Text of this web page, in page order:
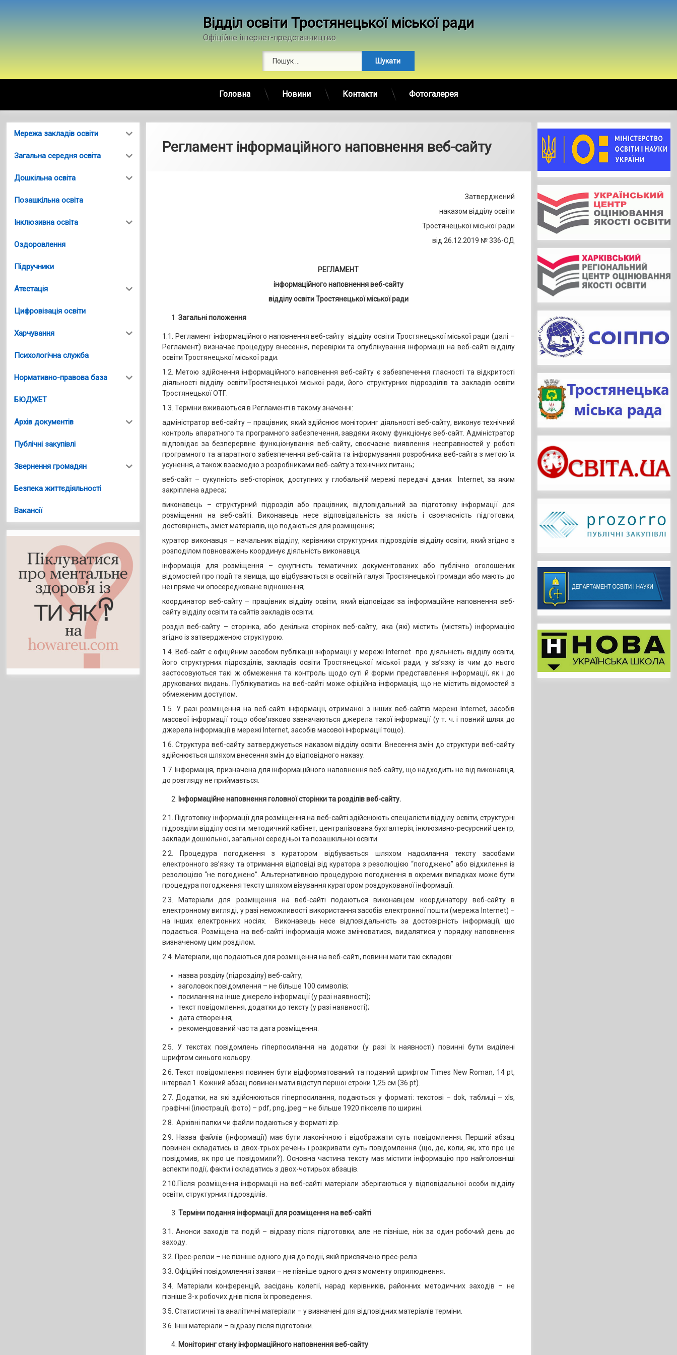
Відділ освіти Тростянецької міської ради
Офіційне інтернет-представництво
Пошук:
Головна Новини Контакти Фотогалерея
Регламент інформаційного наповнення веб-сайту
Затверджений
наказом відділу освіти
Тростянецької міської ради
від 26.12.2019 № 336-ОД
РЕГЛАМЕНТ
інформаційного наповнення веб-сайту
відділу освіти Тростянецької міської ради
Загальні положення
1.1. Регламент інформаційного наповнення веб-сайту відділу освіти Тростянецької міської ради (далі –
Регламент) визначає процедуру внесення, перевірки та опублікування інформації на веб-сайті відділу
освіти Тростянецької міської ради.
1.2. Метою здійснення інформаційного наповнення веб-сайту є забезпечення гласності та відкритості
діяльності відділу освітиТростянецької міської ради, його структурних підрозділів та закладів освіти
Тростянецької ОТГ.
1.3. Терміни вживаються в Регламенті в такому значенні:
адміністратор веб-сайту – працівник, який здійснює моніторинг діяльності веб-сайту, виконує технічний
контроль апаратного та програмного забезпечення, завдяки якому функціонує веб-сайт. Адміністратор
відповідає за безперервне функціонування веб-сайту, своєчасне виявлення несправностей у роботі
програмного та апаратного забезпечення веб-сайта та інформування розробника веб-сайта з метою їх
усунення, а також взаємодію з розробниками веб-сайту з технічних питань;
веб-сайт – сукупність веб-сторінок, доступних у глобальній мережі передачі даних Internet, за яким
закріплена адреса;
виконавець – структурний підрозділ або працівник, відповідальний за підготовку інформації для
розміщення на веб-сайті. Виконавець несе відповідальність за якість і своєчасність підготовки,
достовірність, зміст матеріалів, що подаються для розміщення;
куратор виконавця – начальник відділу, керівники структурних підрозділів відділу освіти, який згідно з
розподілом повноважень координує діяльність виконавця;
інформація для розміщення – сукупність тематичних документованих або публічно оголошених
відомостей про події та явища, що відбуваються в освітній галузі Тростянецької громади або мають до
неї пряме чи опосередковане відношення;
координатор веб-сайту – працівник відділу освіти, який відповідає за інформаційне наповнення веб-
сайту відділу освіти та сайтів закладів освіти;
розділ веб-сайту – сторінка, або декілька сторінок веб-сайту, яка (які) містить (містять) інформацію
згідно із затвердженою структурою.
1.4. Веб-сайт є офіційним засобом публікації інформації у мережі Internet про діяльність відділу освіти,
його структурних підрозділів, закладів освіти Тростянецької міської ради, у зв’язку із чим до нього
застосовуються такі ж обмеження та контроль щодо суті й форми представлення інформації, як і до
друкованих видань. Публікуватись на веб-сайті може офіційна інформація, що не містить відомостей з
обмеженим доступом.
1.5. У разі розміщення на веб-сайті інформації, отриманої з інших веб-сайтів мережі Internet, засобів
масової інформації тощо обов’язково зазначаються джерела такої інформації (у т. ч. і повний шлях до
джерела інформації в мережі Internet, засобів масової інформації тощо).
1.6. Структура веб-сайту затверджується наказом відділу освіти. Внесення змін до структури веб-сайту
здійснюється шляхом внесення змін до відповідного наказу.
1.7. Інформація, призначена для інформаційного наповнення веб-сайту, що надходить не від виконавця,
до розгляду не приймається.
Інформаційне наповнення головної сторінки та розділів веб-сайту.
2.1. Підготовку інформації для розміщення на веб-сайті здійснюють спеціалісти відділу освіти, структурні
підрозділи відділу освіти: методичний кабінет, централізована бухгалтерія, інклюзивно-ресурсний центр,
заклади дошкільної, загальної середньої та позашкільної освіти.
2.2. Процедура погодження з куратором відбувається шляхом надсилання тексту засобами
електронного зв’язку та отримання відповіді від куратора з резолюцією “погоджено” або відхилення із
резолюцією “не погоджено”. Альтернативною процедурою погодження в окремих випадках може бути
процедура погодження тексту шляхом візування куратором роздрукованої інформації.
2.3. Матеріали для розміщення на веб-сайті подаються виконавцем координатору веб-сайту в
електронному вигляді, у разі неможливості використання засобів електронної пошти (мережа Internet) –
на інших електронних носіях. Виконавець несе відповідальність за достовірність інформації, що
подається. Розміщена на веб-сайті інформація може змінюватися, видалятися у порядку наповнення
визначеному цим розділом.
2.4. Матеріали, що подаються для розміщення на веб-сайті, повинні мати такі складові:
назва розділу (підрозділу) веб-сайту;
заголовок повідомлення – не більше 100 символів;
посилання на інше джерело інформації (у разі наявності);
текст повідомлення, додатки до тексту (у разі наявності);
дата створення;
рекомендований час та дата розміщення.
2.5. У текстах повідомлень гіперпосилання на додатки (у разі їх наявності) повинні бути виділені
шрифтом синього кольору.
2.6. Текст повідомлення повинен бути відформатований та поданий шрифтом Times New Roman, 14 pt,
інтервал 1. Кожний абзац повинен мати відступ першої строки 1,25 см (36 pt).
2.7. Додатки, на які здійснюються гіперпосилання, подаються у форматі: текстові – dok, таблиці – xls,
графічні (ілюстрації, фото) – pdf, png, jpeg – не більше 1920 пікселів по ширині.
2.8. Архівні папки чи файли подаються у форматі zip.
2.9. Назва файлів (інформації) має бути лаконічною і відображати суть повідомлення. Перший абзац
повинен складатись із двох-трьох речень і розкривати суть повідомлення (що, де, коли, як, хто про це
повідомив, як про це повідомили?). Основна частина тексту має містити інформацію про найголовніші
аспекти події, факти і складатись з двох-чотирьох абзаців.
2.10.Після розміщення інформації на веб-сайті матеріали зберігаються у відповідальної особи відділу
освіти, структурних підрозділів.
Терміни подання інформації для розміщення на веб-сайті
3.1. Анонси заходів та подій – відразу після підготовки, але не пізніше, ніж за один робочий день до
заходу.
3.2. Прес-релізи – не пізніше одного дня до події, якій присвячено прес-реліз.
3.3. Офіційні повідомлення і заяви – не пізніше одного дня з моменту оприлюднення.
3.4. Матеріали конференцій, засідань колегії, нарад керівників, районних методичних заходів – не
пізніше 3-х робочих днів після їх проведення.
3.5. Статистичні та аналітичні матеріали – у визначені для відповідних матеріалів терміни.
3.6. Інші матеріали – відразу після підготовки.
Моніторинг стану інформаційного наповнення веб-сайту
Мережа закладів освіти
Загальна середня освіта
Дошкільна освіта
Позашкільна освіта
Інклюзивна освіта
Оздоровлення
Підручники
Атестація
Цифровізація освіти
Харчування
Психологічна служба
Нормативно-правова база
БЮДЖЕТ
Архів документів
Публічні закупівлі
Звернення громадян
Безпека життєдіяльності
Вакансії